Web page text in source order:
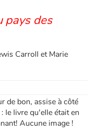
pays des
Carroll et Marie
de bon, assise à côté
le livre qu'elle était en
Aucune image !